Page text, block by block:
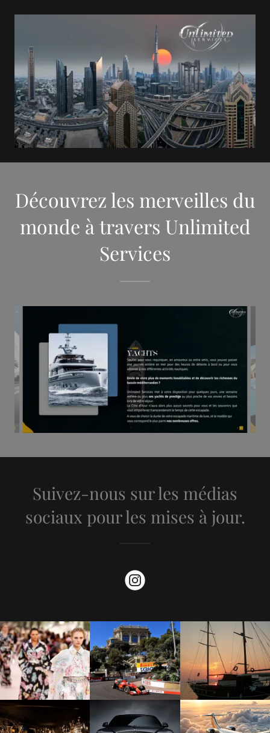
Découvrez les merveilles du
monde à travers Unlimited
Services
Suivez-nous sur les médias
sociaux pour les mises à jour.